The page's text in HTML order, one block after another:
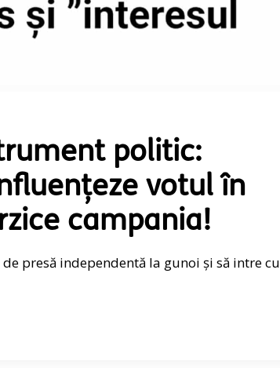
politic:
votul în
campania!
presă independentă la gunoi și să intre cu